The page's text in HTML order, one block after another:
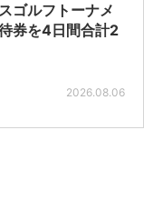
ゴルフトーナメ
券を4日間合計2
2026.08.06